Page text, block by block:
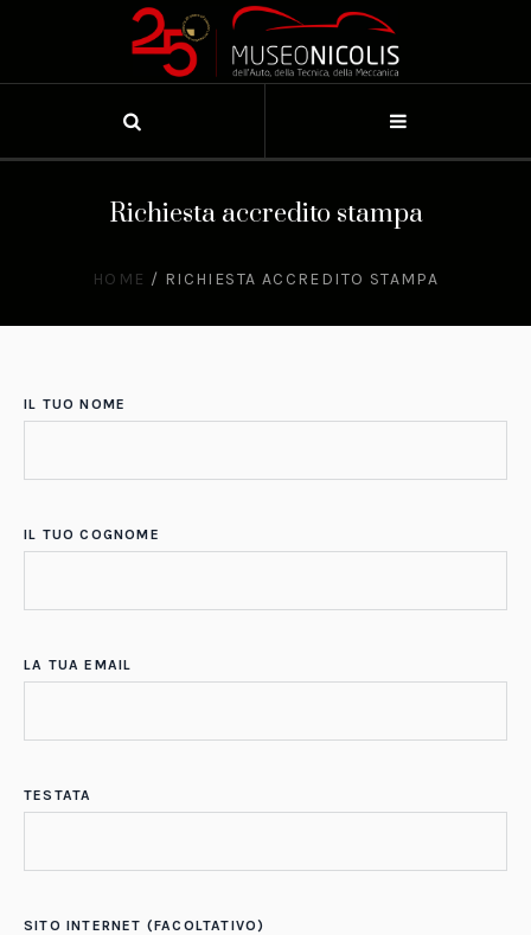
Richiesta accredito stampa
HOME / RICHIESTA ACCREDITO STAMPA
IL TUO NOME
IL TUO COGNOME
LA TUA EMAIL
TESTATA
SITO INTERNET (FACOLTATIVO)